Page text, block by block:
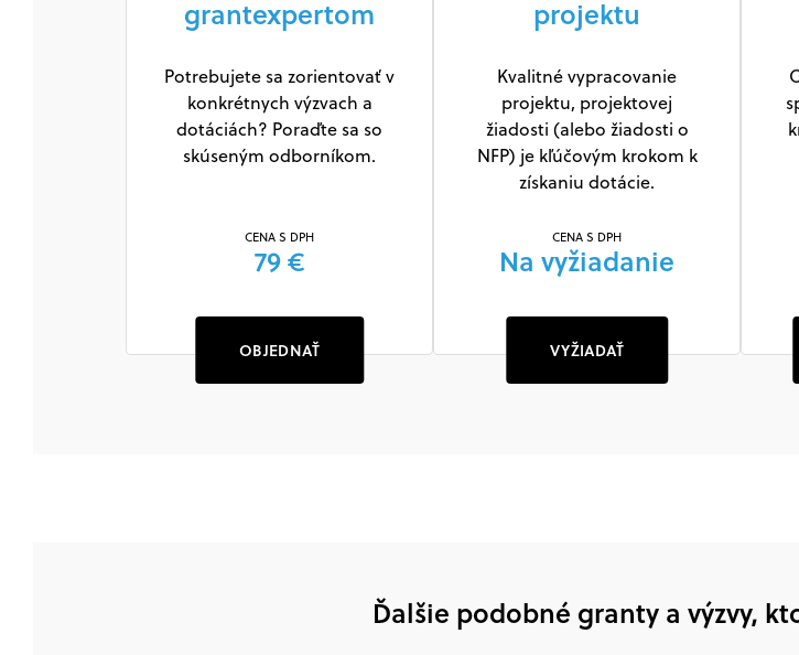
grantexpertom
Potrebujete sa zorientovať v
konkrétnych výzvach a
dotáciách? Poraďte sa so
skúseným odborníkom.
CENA S DPH
79 €
OBJEDNAŤ
projektu
Kvalitné vypracovanie
projektu, projektovej
žiadosti (alebo žiadosti o
NFP) je kľúčovým krokom k
získaniu dotácie.
CENA S DPH
Na vyžiadanie
VYŽIADAŤ
Ďalšie podobné granty a výzvy,